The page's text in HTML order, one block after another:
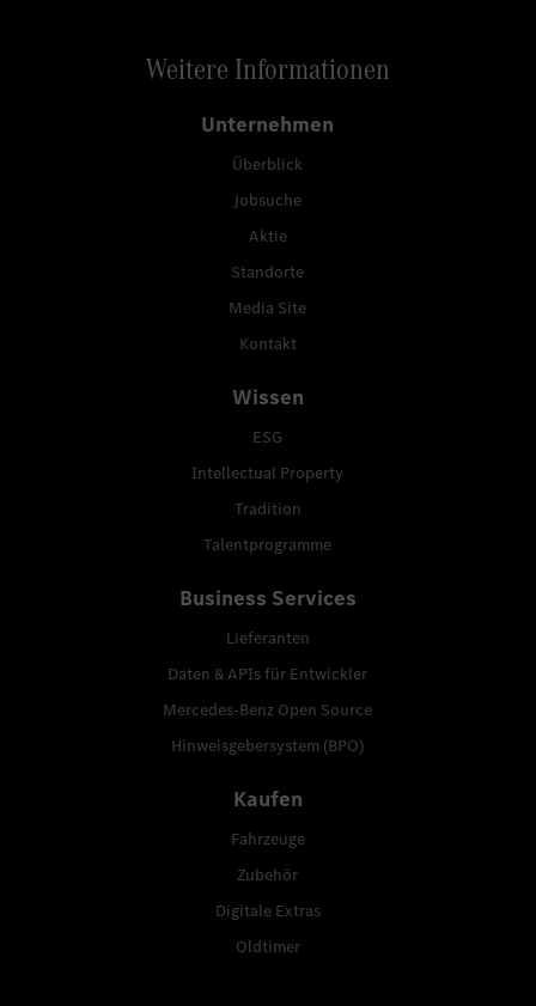
Weitere Informationen
Unternehmen
Überblick
Jobsuche
Aktie
Standorte
Media Site
Kontakt
Wissen
ESG
Intellectual Property
Tradition
Talentprogramme
Business Services
Lieferanten
Daten & APIs für Entwickler
Mercedes-Benz Open Source
Hinweisgebersystem (BPO)
Kaufen
Fahrzeuge
Zubehör
Digitale Extras
Oldtimer